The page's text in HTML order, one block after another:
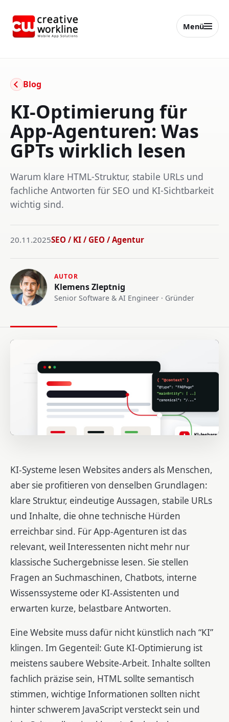
creative workline Menü
Blog
KI-Optimierung für
App-Agenturen: Was
GPTs wirklich lesen
Warum klare HTML-Struktur, stabile URLs und
fachliche Antworten für SEO und KI-Sichtbarkeit
wichtig sind.
20.11.2025SEO / KI / GEO / Agentur
AUTOR
Klemens Zleptnig
Senior Software & AI Engineer · Gründer
KI-Systeme lesen Websites anders als Menschen,
aber sie profitieren von denselben Grundlagen:
klare Struktur, eindeutige Aussagen, stabile URLs
und Inhalte, die ohne technische Hürden
erreichbar sind. Für App-Agenturen ist das
relevant, weil Interessenten nicht mehr nur
klassische Suchergebnisse lesen. Sie stellen
Fragen an Suchmaschinen, Chatbots, interne
Wissenssysteme oder KI-Assistenten und
erwarten kurze, belastbare Antworten.
Eine Website muss dafür nicht künstlich nach “KI”
klingen. Im Gegenteil: Gute KI-Optimierung ist
meistens saubere Website-Arbeit. Inhalte sollten
fachlich präzise sein, HTML sollte semantisch
stimmen, wichtige Informationen sollten nicht
hinter schwerem JavaScript versteckt sein und